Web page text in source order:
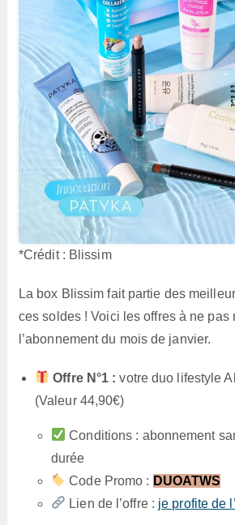
*Crédit : Blissim
La box Blissim fait partie des
ces soldes ! Voici les offres à ne pas
l’abonnement du mois de janvier.
Offre N°1 : votre duo lifestyle
(Valeur 44,90€)
Conditions : abonnement
durée
Code Promo : DUOATWS
Lien de l’offre : je profite de